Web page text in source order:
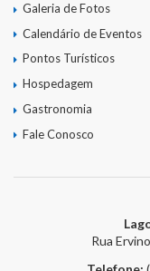
Galeria de Fotos
Calendário de Eventos
Pontos Turísticos
Hospedagem
Gastronomia
Fale Conosco
Rua